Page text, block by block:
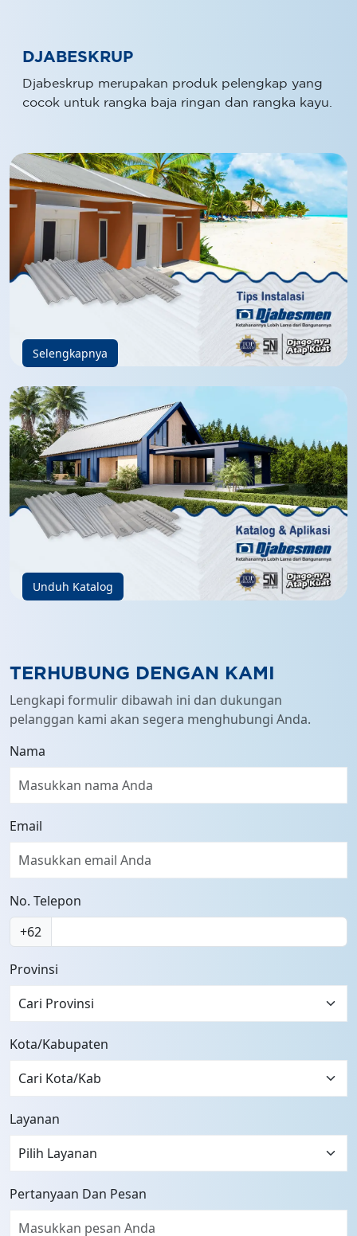
DJABESKRUP
Djabeskrup merupakan produk pelengkap yang
cocok untuk rangka baja ringan dan rangka kayu.
Selengkapnya
Unduh Katalog
TERHUBUNG DENGAN KAMI
Lengkapi formulir dibawah ini dan dukungan
pelanggan kami akan segera menghubungi Anda.
Nama
Email
No. Telepon
+62
Provinsi
Kota/Kabupaten
Layanan
Pertanyaan Dan Pesan